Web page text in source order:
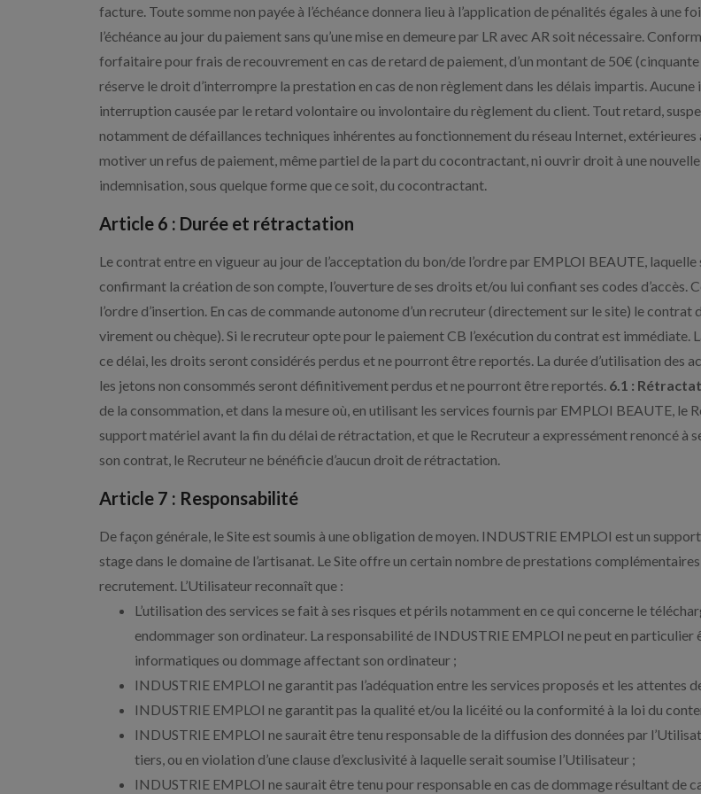
facture. Toute somme non payée à l’échéance donnera lieu à l’application de pénalités égales à une
l’échéance au jour du paiement sans qu’une mise en demeure par LR avec AR soit nécessaire.
forfaitaire pour frais de recouvrement en cas de retard de paiement, d’un montant de 50€
réserve le droit d’interrompre la prestation en cas de non règlement dans les délais impartis.
interruption causée par le retard volontaire ou involontaire du règlement du client. Tout retard,
notamment de défaillances techniques inhérentes au fonctionnement du réseau Internet,
motiver un refus de paiement, même partiel de la part du cocontractant, ni ouvrir droit à une
indemnisation, sous quelque forme que ce soit, du cocontractant.
Article 6 : Durée et rétractation
Le contrat entre en vigueur au jour de l’acceptation du bon/de l’ordre par EMPLOI BEAUTE,
confirmant la création de son compte, l’ouverture de ses droits et/ou lui confiant ses codes d’accès.
l’ordre d’insertion. En cas de commande autonome d’un recruteur (directement sur le site) le
virement ou chèque). Si le recruteur opte pour le paiement CB l’exécution du contrat est immédiate.
ce délai, les droits seront considérés perdus et ne pourront être reportés. La durée d’utilisation des
les jetons non consommés seront définitivement perdus et ne pourront être reportés. 6.1 :
de la consommation, et dans la mesure où, en utilisant les services fournis par EMPLOI BEAUTE, le
support matériel avant la fin du délai de rétractation, et que le Recruteur a expressément renoncé
son contrat, le Recruteur ne bénéficie d’aucun droit de rétractation.
Article 7 : Responsabilité
De façon générale, le Site est soumis à une obligation de moyen. INDUSTRIE EMPLOI est un
stage dans le domaine de l’artisanat. Le Site offre un certain nombre de prestations
recrutement. L’Utilisateur reconnaît que :
L’utilisation des services se fait à ses risques et périls notamment en ce qui concerne le
endommager son ordinateur. La responsabilité de INDUSTRIE EMPLOI ne peut en
informatiques ou dommage affectant son ordinateur ;
INDUSTRIE EMPLOI ne garantit pas l’adéquation entre les services proposés et les attentes
INDUSTRIE EMPLOI ne garantit pas la qualité et/ou la licéité ou la conformité à la loi du
INDUSTRIE EMPLOI ne saurait être tenu responsable de la diffusion des données par
tiers, ou en violation d’une clause d’exclusivité à laquelle serait soumise l’Utilisateur ;
INDUSTRIE EMPLOI ne saurait être tenu pour responsable en cas de dommage résultant de